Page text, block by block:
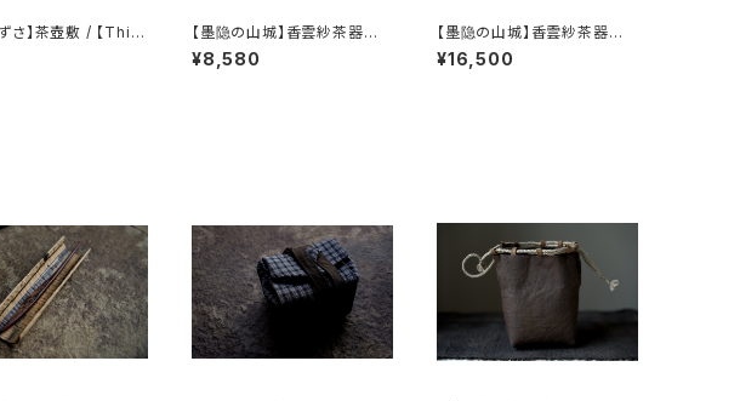
ずさ】茶壺敷 / 【Thist
Coaster
【墨隐の山城】香雲紗茶器収
納バッグ 「内袋分離式のアウ
トドアティーバッグ」
¥8,580
【墨隐の山城】香雲紗茶器収
納バッグ 「内袋分離式のアウ
トドアティーバッグ」
¥16,500